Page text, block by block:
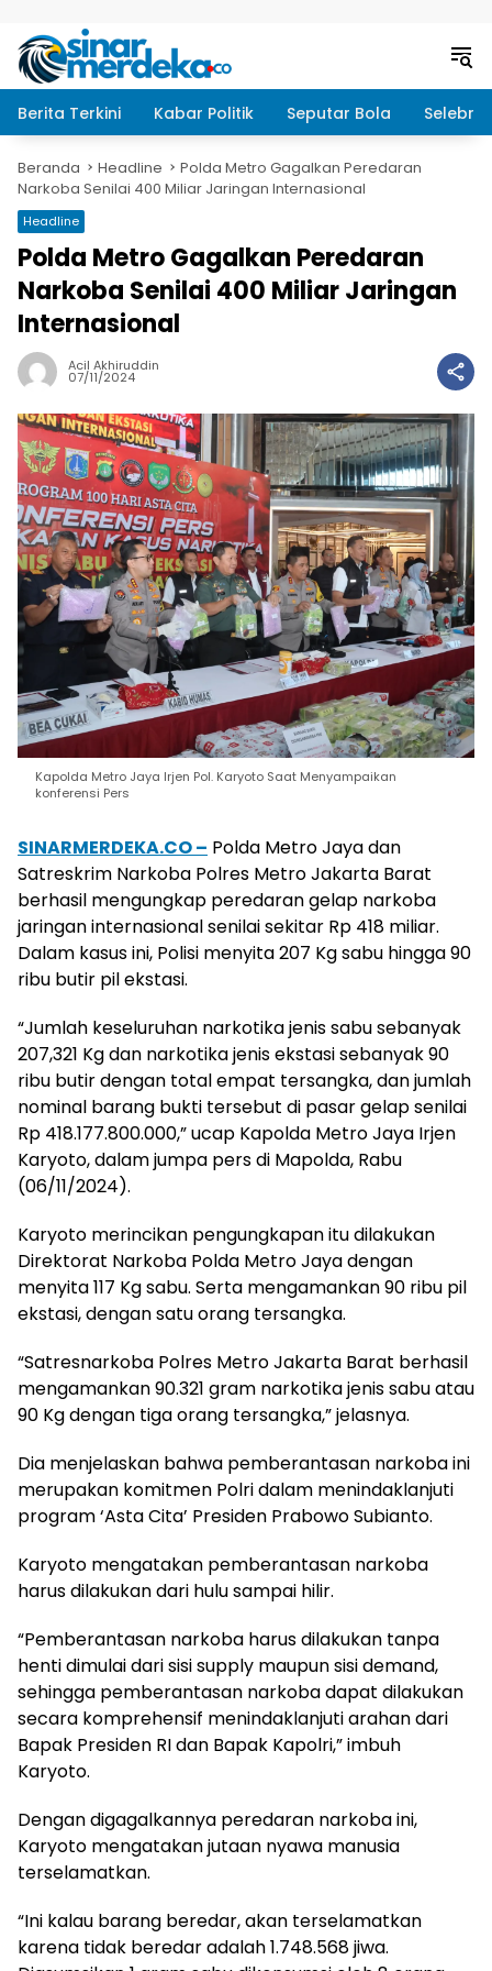
Berita Terkini Kabar Politik Seputar Bola
Beranda Headline
Polda Metro Gagalkan Peredaran
Narkoba Senilai 400 Miliar Jaringan Internasional
Headline
Polda Metro Gagalkan Peredaran
Narkoba Senilai 400 Miliar Jaringan
Internasional
Acil Akhiruddin
07/11/2024
Kapolda Metro Jaya Irjen Pol. Karyoto Saat Menyampaikan
konferensi Pers
SINARMERDEKA.CO – Polda Metro Jaya dan
Satreskrim Narkoba Polres Metro Jakarta Barat
berhasil mengungkap peredaran gelap narkoba
jaringan internasional senilai sekitar Rp 418 miliar.
Dalam kasus ini, Polisi menyita 207 Kg sabu hingga 90
ribu butir pil ekstasi.
“Jumlah keseluruhan narkotika jenis sabu sebanyak
207,321 Kg dan narkotika jenis ekstasi sebanyak 90
ribu butir dengan total empat tersangka, dan jumlah
nominal barang bukti tersebut di pasar gelap senilai
Rp 418.177.800.000,” ucap Kapolda Metro Jaya Irjen
Karyoto, dalam jumpa pers di Mapolda, Rabu
(06/11/2024).
Karyoto merincikan pengungkapan itu dilakukan
Direktorat Narkoba Polda Metro Jaya dengan
menyita 117 Kg sabu. Serta mengamankan 90 ribu pil
ekstasi, dengan satu orang tersangka.
“Satresnarkoba Polres Metro Jakarta Barat berhasil
mengamankan 90.321 gram narkotika jenis sabu atau
90 Kg dengan tiga orang tersangka,” jelasnya.
Dia menjelaskan bahwa pemberantasan narkoba ini
merupakan komitmen Polri dalam menindaklanjuti
program ‘Asta Cita’ Presiden Prabowo Subianto.
Karyoto mengatakan pemberantasan narkoba
harus dilakukan dari hulu sampai hilir.
“Pemberantasan narkoba harus dilakukan tanpa
henti dimulai dari sisi supply maupun sisi demand,
sehingga pemberantasan narkoba dapat dilakukan
secara komprehensif menindaklanjuti arahan dari
Bapak Presiden RI dan Bapak Kapolri,” imbuh
Karyoto.
Dengan digagalkannya peredaran narkoba ini,
Karyoto mengatakan jutaan nyawa manusia
terselamatkan.
“Ini kalau barang beredar, akan terselamatkan
karena tidak beredar adalah 1.748.568 jiwa.